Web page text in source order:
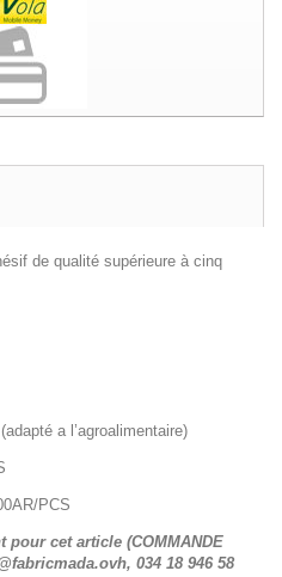
de qualité supérieure à cinq
a l’agroalimentaire)
PCS
pour cet article (COMMANDE
034 18 946 58